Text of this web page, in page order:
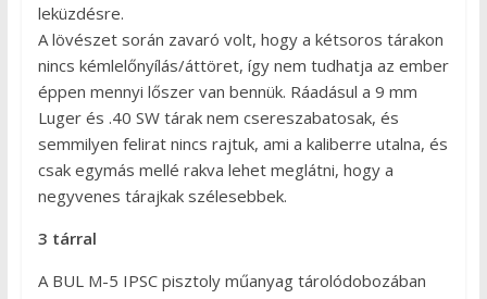
leküzdésre.
A lövészet során zavaró volt, hogy a kétsoros tárakon
nincs kémlelőnyílás/áttöret, így nem tudhatja az ember
éppen mennyi lőszer van bennük. Ráadásul a 9 mm
Luger és .40 SW tárak nem csereszabatosak, és
semmilyen felirat nincs rajtuk, ami a kaliberre utalna, és
csak egymás mellé rakva lehet meglátni, hogy a
negyvenes tárajkak szélesebbek.
3 tárral
A BUL M-5 IPSC pisztoly műanyag tárolódobozában